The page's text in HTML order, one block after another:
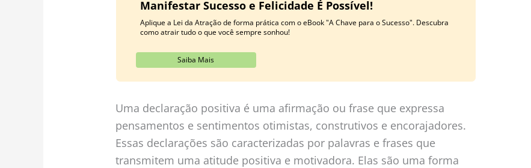
Manifestar Sucesso e Felicidade É Possível!
Aplique a Lei da Atração de forma prática com o eBook "A Chave para o Sucesso". Descubra
como atrair tudo o que você sempre sonhou!
Saiba Mais
Uma declaração positiva é uma afirmação ou frase que expressa
pensamentos e sentimentos otimistas, construtivos e encorajadores.
Essas declarações são caracterizadas por palavras e frases que
transmitem uma atitude positiva e motivadora. Elas são uma forma